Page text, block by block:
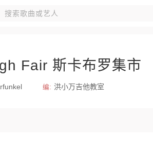
南山南 故乡 方大同 陈粒
杰 斑马斑马 晴天 毛不易
Fair 斯卡布罗集市
编: 洪小万吉他教室